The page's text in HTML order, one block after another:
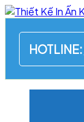
Skip
content
HOTLINE: